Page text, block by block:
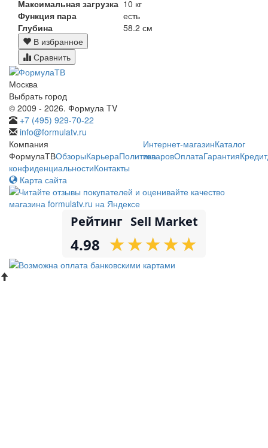
Максимальная загрузка 10 кг
Функция пара
есть
Глубина
58.2 см
В избранное
Сравнить
Москва
Выбрать город
© 2009 - 2026. Формула TV
+7 (495) 929-70-22
info@formulatv.ru
Компания
ФормулаТВОбзорыКарьераПолитика
конфиденциальностиКонтакты
Интернет-магазинКаталог
товаровОплатаГарантияКредит
Карта сайта
Рейтинг Sell Market
4.98 ★
★★
★★
★★
★★
★